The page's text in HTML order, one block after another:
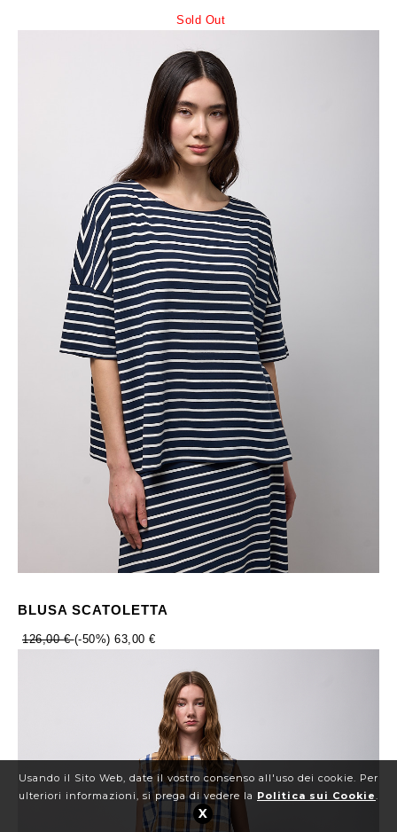
Sold Out
BLUSA SCATOLETTA
126,00 €(-50%) 63,00 €
Usando il Sito Web, date il vostro consenso all'uso dei cookie. Per
ulteriori informazioni, si prega di vedere la Politica sui Cookie.
X